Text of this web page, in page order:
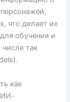
что делает их
обучения и
так
как
ИИ-